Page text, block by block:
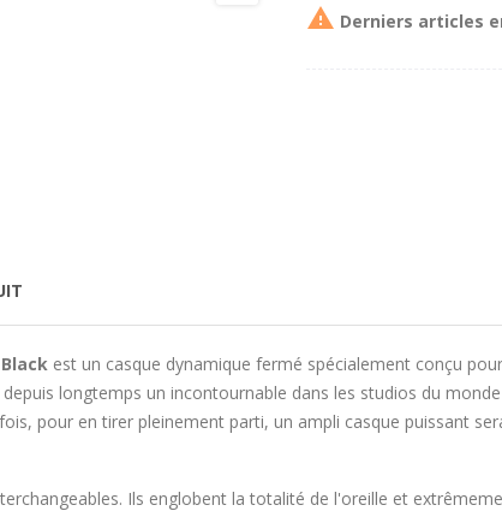
 Derniers articles
est un casque dynamique fermé spécialement conçu
longtemps un incontournable dans les studios du
pour en tirer pleinement parti, un ampli casque puissant
Ils englobent la totalité de l'oreille et